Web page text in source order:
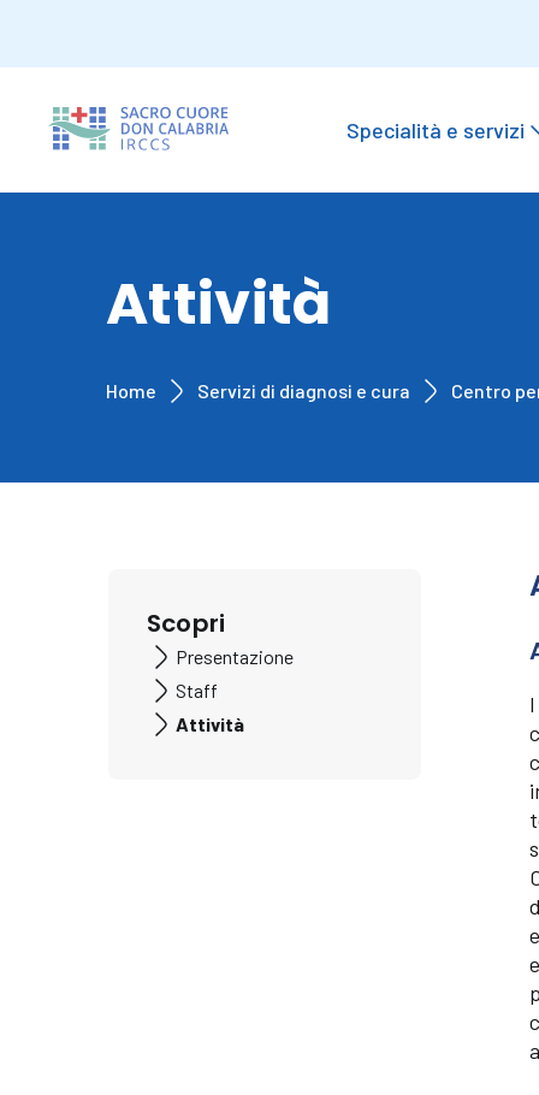
Specialità e servizi
Attività
Home Servizi di diagnosi e cura Centro
Scopri
Presentazione
Staff
Attività